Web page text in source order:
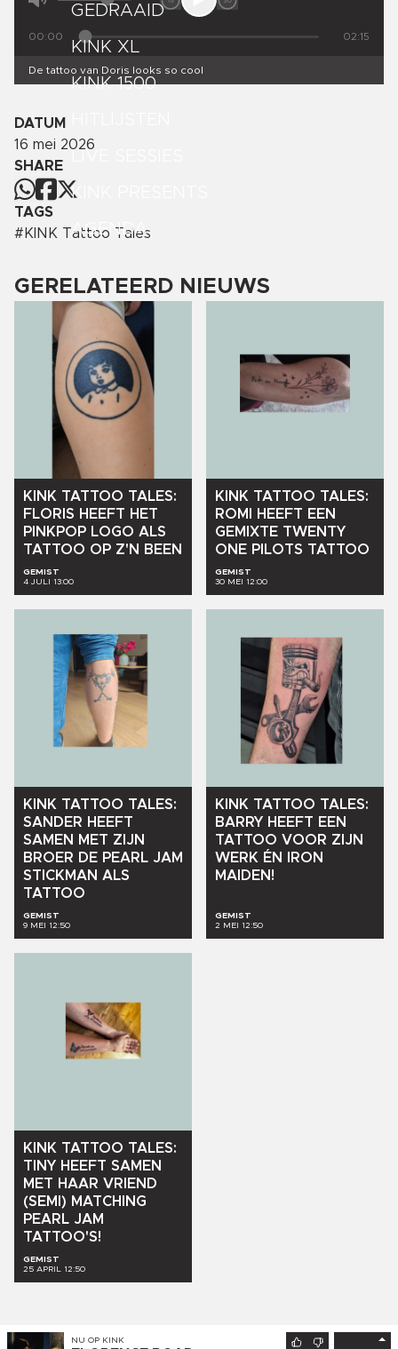
GEDRAAID
KINK XL
KINK 1500
KINK PRESENTS
AGENDA
00:00 02:15
De tattoo van Doris looks so cool
DATUM
16 mei 2026
SHARE
TAGS
# KINK Tattoo Tales
GERELATEERD NIEUWS
KINK TATTOO TALES:
FLORIS HEEFT HET
PINKPOP LOGO ALS
TATTOO OP Z'N BEEN
GEMIST
4 JULI 13:00
KINK TATTOO TALES:
ROMI
HEEFT EEN
GEMIXTE TWENTY
ONE PILOTS TATTOO
GEMIST
30 MEI 12:00
KINK TATTOO TALES:
SANDER HEEFT
SAMEN
MET ZIJN
BROER DE PEARL JAM
STICKMAN ALS
TATTOO
GEMIST
9 MEI 12:50
KINK TATTOO TALES:
BARRY HEEFT EEN
TATTOO VOOR ZIJN
WERK ÉN
IRON
MAIDEN!
GEMIST
2 MEI 12:50
KINK TATTOO TALES:
TINY HEEFT SAMEN
MET HAAR VRIEND
(SEMI) MATCHING
PEARL JAM
TATTOO'S!
GEMIST
25 APRIL 12:50
NU OP KINK